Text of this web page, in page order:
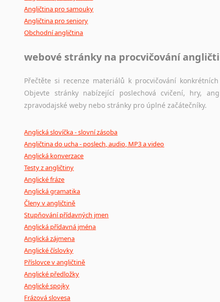
Angličtina pro samouky
Angličtina pro seniory
Obchodní angličtina
webové stránky na procvičování
Přečtěte si recenze materiálů k procvičování
Objevte stránky nabízející poslechová cvičení, hry,
zpravodajské weby nebo stránky pro úplné začátečníky.
Anglická slovíčka - slovní zásoba
Angličtina do ucha - poslech, audio, MP3 a video
Anglická konverzace
Testy z angličtiny
Anglické fráze
Anglická gramatika
Členy v angličtině
Stupňování přídavných jmen
Anglická přídavná jména
Anglická zájmena
Anglické číslovky
Příslovce v angličtině
Anglické předložky
Anglické spojky
Frázová slovesa